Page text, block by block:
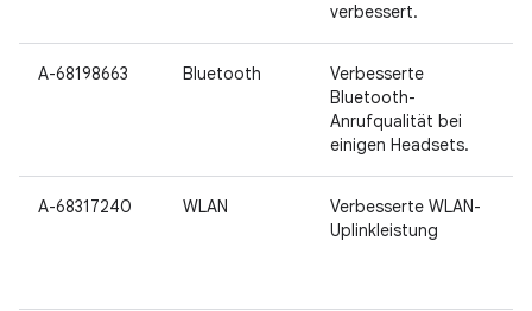
verbessert.
A-68198663 Bluetooth
Verbesserte
Bluetooth-
Anrufqualität bei
einigen Headsets.
A-68317240 WLAN
Verbesserte WLAN-
Uplinkleistung